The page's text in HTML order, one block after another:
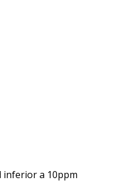
inferior a 10ppm